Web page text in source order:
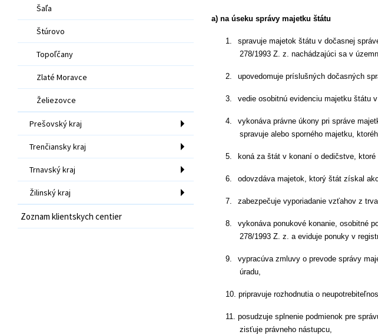
Šaľa
Štúrovo
Topoľčany
Zlaté Moravce
Želiezovce
Prešovský kraj
Trenčiansky kraj
Trnavský kraj
Žilinský kraj
Zoznam klientskych centier
a) na úseku správy majetku štátu
1.
spravuje majetok štátu v dočasnej
278/1993 Z. z. nachádzajúci sa v
2. upovedomuje príslušných dočasných
3. vedie osobitnú evidenciu majetku štátu
4.
vykonáva právne úkony pri správe
spravuje alebo sporného majetku,
5. koná za štát v konaní o dedičstve,
6. odovzdáva majetok, ktorý štát získal
7. zabezpečuje vyporiadanie vzťahov z
8.
vykonáva ponukové konanie, osobitné
278/1993 Z. z. a eviduje ponuky v
9.
vypracúva zmluvy o prevode správy
úradu,
10. pripravuje rozhodnutia o
11. posudzuje splnenie podmienok pre
zisťuje právneho nástupcu,